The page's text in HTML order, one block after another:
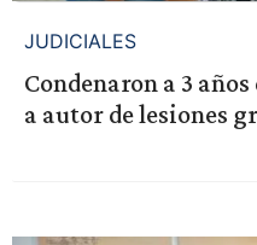
JUDICIALES
Condenaron a 3
a autor de lesiones